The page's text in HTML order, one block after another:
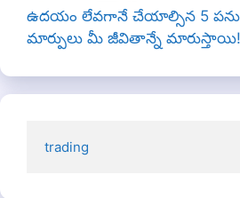
ఉదయం లేవగానే చేయాల్సిన 5
మార్పులు మీ జీవితాన్నే మారుస్తాయి!
trading